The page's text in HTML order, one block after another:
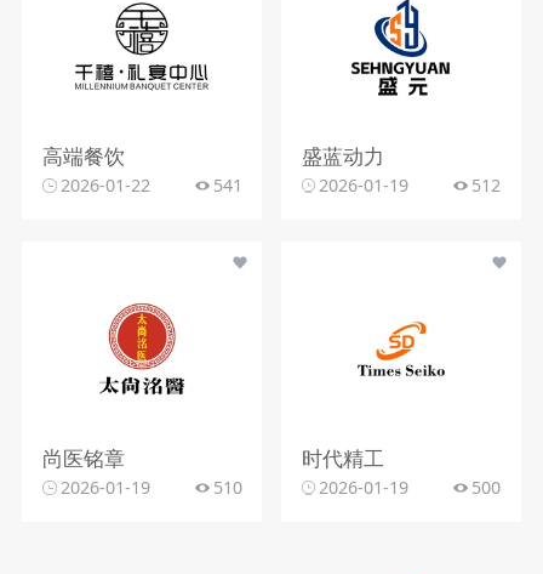
高端餐饮
2026-01-22 541
盛蓝动力
2026-01-19 512
尚医铭章
2026-01-19 510
时代精工
2026-01-19 500